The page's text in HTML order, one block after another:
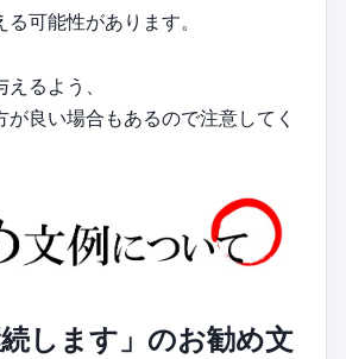
可能性があります。
るよう、
良い場合もあるので注意してく
続します」のお勧め文